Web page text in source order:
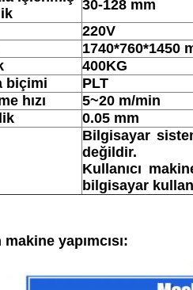
30-128 mm
220V
1740*760*1450
400KG
biçimi
PLT
hızı
5~20 m/min
0.05 mm
Bilgisayar
değildir.
Kullanıcı
bilgisayar
yapımcısı: